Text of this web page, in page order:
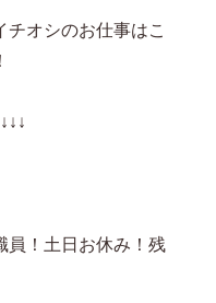
チオシのお仕事はこ
員！土日お休み！残